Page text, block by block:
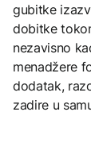
gubitke
dobitke
nezavisno
menadžere
dodatak,
zadire u